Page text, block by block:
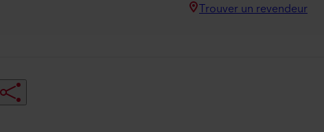
Trouver un revendeur